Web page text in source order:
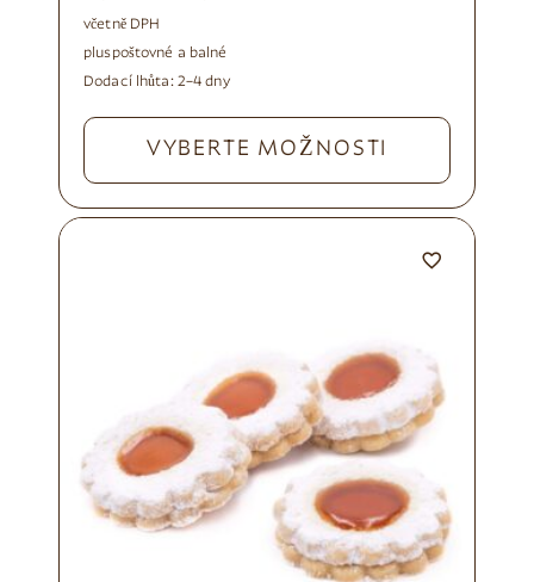
včetně DPH
pluspoštovné a balné
Dodací lhůta: 2–4 dny
VYBERTE MOŽNOSTI